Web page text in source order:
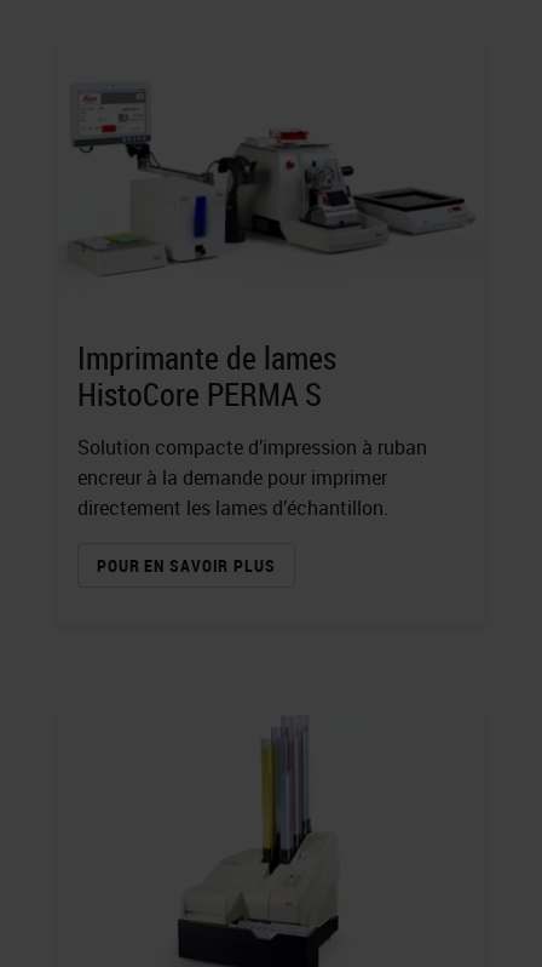
Imprimante de lames
HistoCore PERMA S
Solution compacte d’impression à ruban
encreur à la demande pour imprimer
directement les lames d’échantillon.
POUR EN SAVOIR PLUS